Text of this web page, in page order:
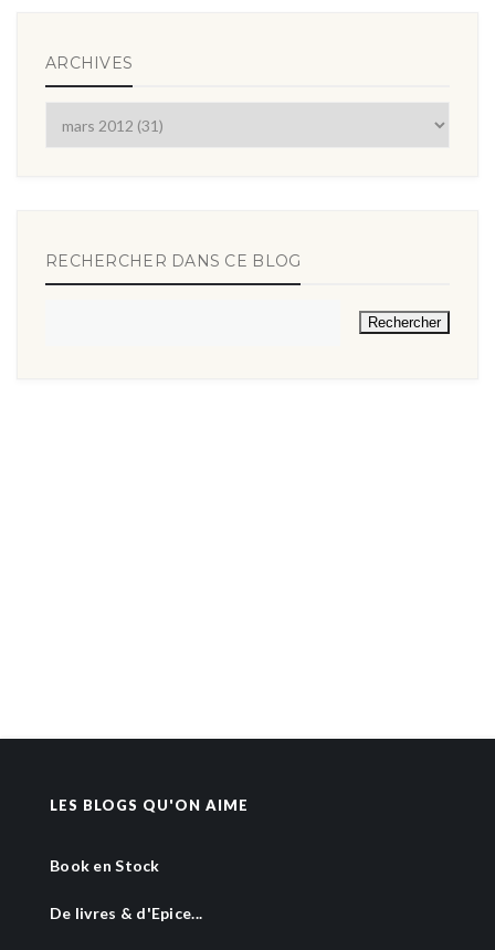
ARCHIVES
RECHERCHER DANS CE BLOG
LES BLOGS QU'ON AIME
Book en Stock
De livres & d'Epice...